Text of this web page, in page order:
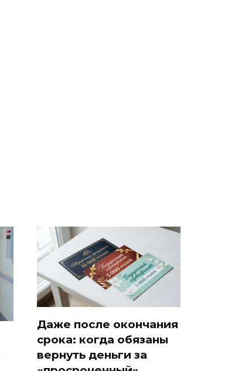
Даже после окончания
срока: когда обязаны
вернуть деньги за